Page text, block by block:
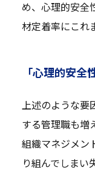
め、心理的安全
材定着率にこれ
「心理的安
上述のような
する管理職も増
組織マネジメン
り組んでしまい